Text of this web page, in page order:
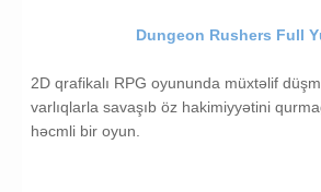
Dungeon Rushers Full
2D qrafikalı RPG oyununda müxtəlif
varlıqlarla savaşıb öz hakimiyyətini
həcmli bir oyun.